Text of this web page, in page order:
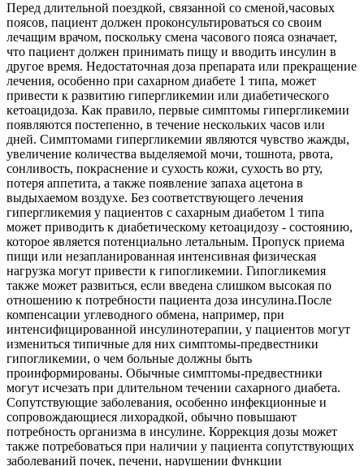
Перед длительной поездкой, связанной со сменой,часовых
поясов, пациент должен проконсультироваться со своим
лечащим врачом, поскольку смена часового пояса означает,
что пациент должен принимать пищу и вводить инсулин в
другое время. Недостаточная доза препарата или прекращение
лечения, особенно при сахарном диабете 1 типа, может
привести к развитию гипергликемии или диабетического
кетоацидоза. Как правило, первые симптомы гипергликемии
появляются постепенно, в течение нескольких часов или
дней. Симптомами гипергликемии являются чувство жажды,
увеличение количества выделяемой мочи, тошнота, рвота,
сонливость, покраснение и сухость кожи, сухость во рту,
потеря аппетита, а также появление запаха ацетона в
выдыхаемом воздухе. Без соответствующего лечения
гипергликемия у пациентов с сахарным диабетом 1 типа
может приводить к диабетическому кетоацидозу - состоянию,
которое является потенциально летальным. Пропуск приема
пищи или незапланированная интенсивная физическая
нагрузка могут привести к гипогликемии. Гипогликемия
также может развиться, если введена слишком высокая по
отношению к потребности пациента доза инсулина.После
компенсации углеводного обмена, например, при
интенсифицированной инсулинотерапии, у пациентов могут
измениться типичные для них симптомы-предвестники
гипогликемии, о чем больные должны быть
проинформированы. Обычные симптомы-предвестники
могут исчезать при длительном течении сахарного диабета.
Сопутствующие заболевания, особенно инфекционные и
сопровождающиеся лихорадкой, обычно повышают
потребность организма в инсулине. Коррекция дозы может
также потребоваться при наличии у пациента сопутствующих
заболеваний почек, печени, нарушении функции